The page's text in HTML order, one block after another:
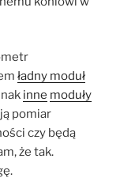
ładny moduł
inne moduły
pomiar
czy będą
że tak.